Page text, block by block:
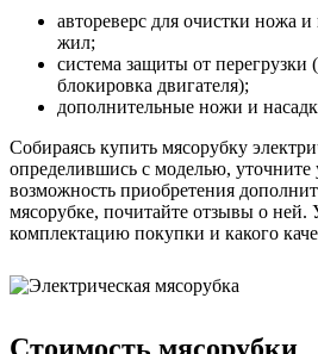
автореверс для очистки ножа
жил;
система защиты от перегрузки
блокировка двигателя);
дополнительные ножи и
Собираясь купить мясорубку
определившись с моделью, уточните
возможность приобретения
мясорубке, почитайте отзывы о ней.
комплектацию покупки и какого
Стоимость мясорубки